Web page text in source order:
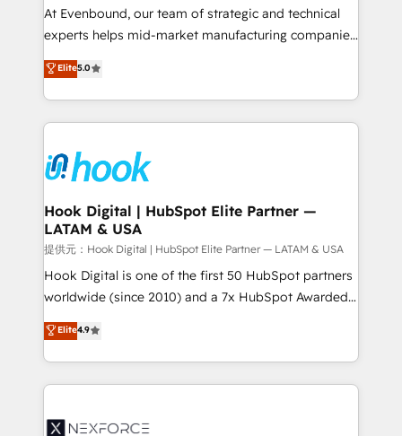
broke. Built for mid-market reality—practical
solutions that work with your actual headcount and
HubSpot partners 🔄 Top 5% globally in client
retention 📅 8+ years of consistent results since 2017
move beyond spreadsheets into unified systems
that drive real business results.
At Evenbound, our team of strategic and technical
experts helps mid-market manufacturing companies
achieve real growth. We specialize in delivering
tailored solutions that drive results by leveraging
HubSpot’s platform and data to fuel success.
Technical Solutions: - HubSpot Technical Consulting -
Onboarding - Data Migration & Integrations -
Technical Audit & Optimization Strategic Solutions: -
Revenue Operations - Inbound Marketing -
Outbound Marketing - HubSpot CMS Website
Design & Development We empower our clients to
reach their full potential by providing transparent,
relationship-driven support. With over 300 HubSpot
technical know-how and strategic guidance you
need to succeed.
Elite5.0
Hook Digital | HubSpot Elite Partner —
LATAM & USA
提供元：Hook Digital | HubSpot Elite Partner — LATAM & USA
Hook Digital is one of the first 50 HubSpot partners
worldwide (since 2010) and a 7x HubSpot Awarded
Elite Partner. With 500+ projects across the U.S.,
Brazil, and LATAM, we combine global expertise with
regional experience. Today, we are Brazil’s largest
HubSpot Elite Partner—trusted by companies across
Implementation & Migration Onboarding across all
Elite4.9